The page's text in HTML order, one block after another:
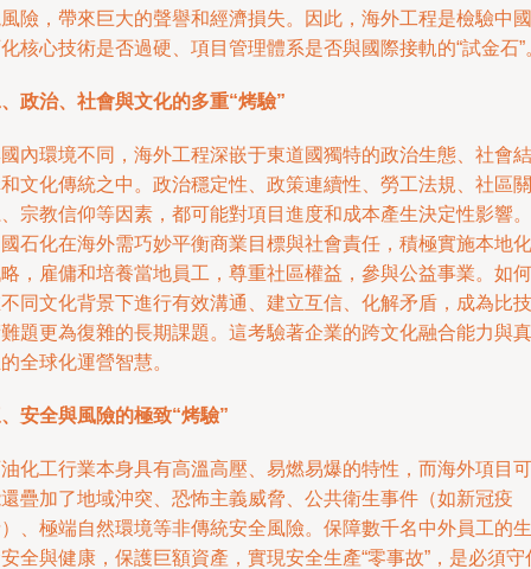
險，帶來巨大的聲譽和經濟損失。因此，海外工程是檢驗中國
核心技術是否過硬、項目管理體系是否與國際接軌的“試金石”
政治、社會與文化的多重“烤驗”
內環境不同，海外工程深嵌于東道國獨特的政治生態、社會結
文化傳統之中。政治穩定性、政策連續性、勞工法規、社區關
宗教信仰等因素，都可能對項目進度和成本產生決定性影響。
石化在海外需巧妙平衡商業目標與社會責任，積極實施本地化
，雇傭和培養當地員工，尊重社區權益，參與公益事業。如何
同文化背景下進行有效溝通、建立互信、化解矛盾，成為比技
題更為復雜的長期課題。這考驗著企業的跨文化融合能力與真
全球化運營智慧。
安全與風險的極致“烤驗”
化工行業本身具有高溫高壓、易燃易爆的特性，而海外項目可
疊加了地域沖突、恐怖主義威脅、公共衛生事件（如新冠疫
、極端自然環境等非傳統安全風險。保障數千名中外員工的生
全與健康，保護巨額資產，實現安全生產“零事故”，是必須守